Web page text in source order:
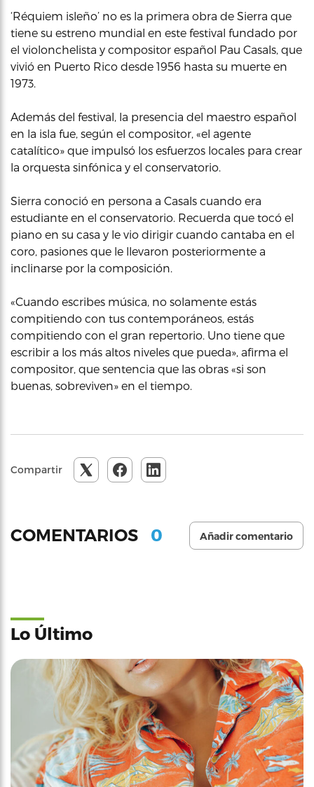
‘Réquiem isleño’ no es la primera obra de Sierra que
tiene su estreno mundial en este festival fundado por
el violonchelista y compositor español Pau Casals, que
vivió en Puerto Rico desde 1956 hasta su muerte en
1973.
Además del festival, la presencia del maestro español
en la isla fue, según el compositor, «el agente
catalítico» que impulsó los esfuerzos locales para crear
la orquesta sinfónica y el conservatorio.
Sierra conoció en persona a Casals cuando era
estudiante en el conservatorio. Recuerda que tocó el
piano en su casa y le vio dirigir cuando cantaba en el
coro, pasiones que le llevaron posteriormente a
inclinarse por la composición.
«Cuando escribes música, no solamente estás
compitiendo con tus contemporáneos, estás
compitiendo con el gran repertorio. Uno tiene que
escribir a los más altos niveles que pueda», afirma el
compositor, que sentencia que las obras «si son
buenas, sobreviven» en el tiempo.
Compartir
COMENTARIOS 0 Añadir comentario
Lo Último